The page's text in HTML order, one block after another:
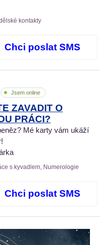
kontakty
Chci poslat SMS
Jsem online
ZAVADIT O
PRÁCI?
Mé karty vám ukáží
s kyvadlem, Numerologie
Chci poslat SMS